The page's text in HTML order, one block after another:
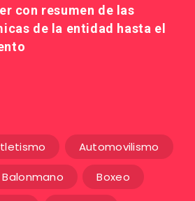
con resumen de las
de la entidad hasta el
Automovilismo
Balonmano Boxeo